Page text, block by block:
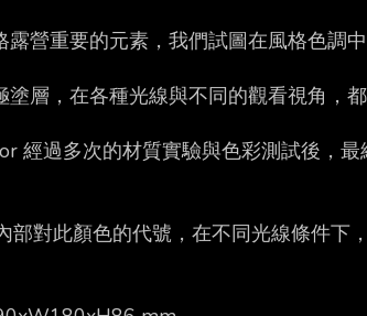
露營重要的元素，我們試圖在風格色調中
塗層，在各種光線與不同的觀看視角，
經過多次的材質實驗與色彩測試後，
部對此顏色的代號，在不同光線條件下